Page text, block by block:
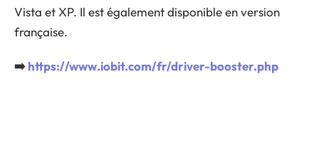
Vista et XP. Il est également disponible en version
française.
➡️https://www.iobit.com/fr/driver-booster.php